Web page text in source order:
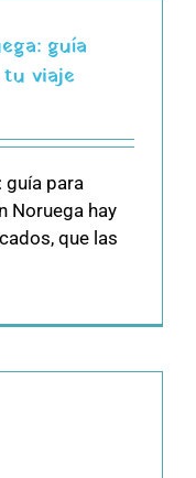
guía
viaje
guía para
Noruega hay
que las